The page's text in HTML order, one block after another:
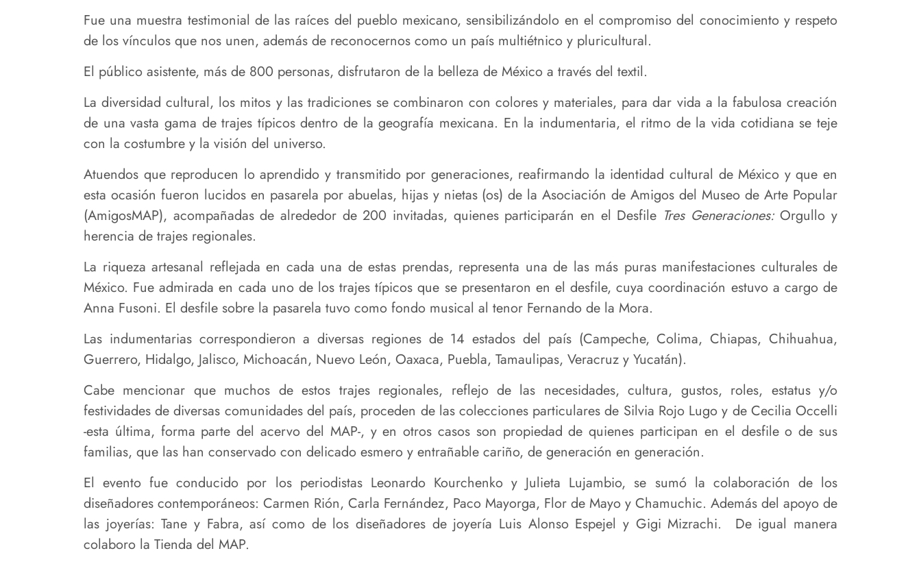
Fue una muestra testimonial de las raíces del pueblo mexicano, sensibilizándolo en el compromiso del conocimiento y respeto
de los vínculos que nos unen, además de reconocernos como un país multiétnico y pluricultural.
El público asistente, más de 800 personas, disfrutaron de la belleza de México a través del textil.
La diversidad cultural, los mitos y las tradiciones se combinaron con colores y materiales, para dar vida a la fabulosa creación
de una vasta gama de trajes típicos dentro de la geografía mexicana. En la indumentaria, el ritmo de la vida cotidiana se teje
con la costumbre y la visión del universo.
Atuendos que reproducen lo aprendido y transmitido por generaciones, reafirmando la identidad cultural de México y que en
esta ocasión fueron lucidos en pasarela por abuelas, hijas y nietas (os) de la Asociación de Amigos del Museo de Arte Popular
(AmigosMAP), acompañadas de alrededor de 200 invitadas, quienes participarán en el Desfile Tres Generaciones:Orgullo y
herencia de trajes regionales.
La riqueza artesanal reflejada en cada una de estas prendas, representa una de las más puras manifestaciones culturales de
México. Fue admirada en cada uno de los trajes típicos que se presentaron en el desfile, cuya coordinación estuvo a cargo de
Anna Fusoni. El desfile sobre la pasarela tuvo como fondo musical al tenor Fernando de la Mora.
Las indumentarias correspondieron a diversas regiones de 14 estados del país (Campeche, Colima, Chiapas, Chihuahua,
Guerrero, Hidalgo, Jalisco, Michoacán, Nuevo León, Oaxaca, Puebla, Tamaulipas, Veracruz y Yucatán).
Cabe mencionar que muchos de estos trajes regionales, reflejo de las necesidades, cultura, gustos, roles, estatus y/o
festividades de diversas comunidades del país, proceden de las colecciones particulares de Silvia Rojo Lugo y de Cecilia Occelli
-esta última, forma parte del acervo del MAP-, y en otros casos son propiedad de quienes participan en el desfile o de sus
familias, que las han conservado con delicado esmero y entrañable cariño, de generación en generación.
El evento fue conducido por los periodistas Leonardo Kourchenko y Julieta Lujambio, se sumó la colaboración de los
diseñadores contemporáneos: Carmen Rión, Carla Fernández, Paco Mayorga, Flor de Mayo y Chamuchic. Además del apoyo de
las joyerías: Tane y Fabra, así como de los diseñadores de joyería Luis Alonso Espejel y Gigi Mizrachi. De igual manera
colaboro la Tienda del MAP.